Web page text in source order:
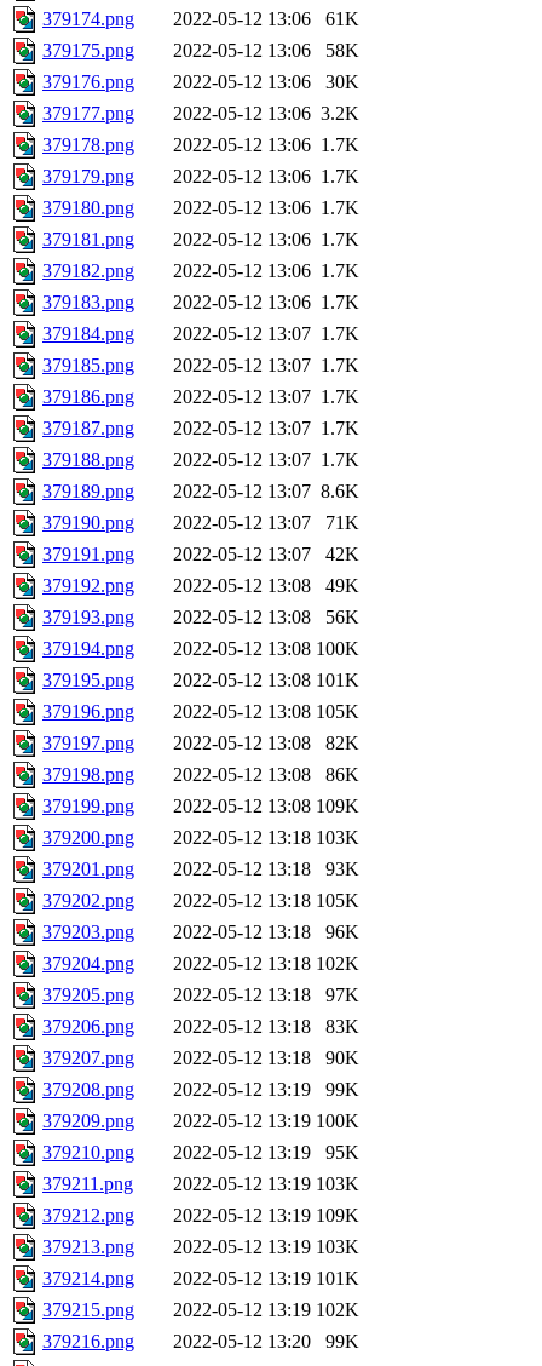
379174.png
2022-05-12 13:06
61K
379175.png
2022-05-12 13:06
58K
379176.png
2022-05-12 13:06
30K
379177.png
2022-05-12 13:06 3.2K
379178.png
2022-05-12 13:06 1.7K
379179.png
2022-05-12 13:06 1.7K
379180.png
2022-05-12 13:06 1.7K
379181.png
2022-05-12 13:06 1.7K
379182.png
2022-05-12 13:06 1.7K
379183.png
2022-05-12 13:06 1.7K
379184.png
2022-05-12 13:07 1.7K
379185.png
2022-05-12 13:07 1.7K
379186.png
2022-05-12 13:07 1.7K
379187.png
2022-05-12 13:07 1.7K
379188.png
2022-05-12 13:07 1.7K
379189.png
2022-05-12 13:07 8.6K
379190.png
2022-05-12 13:07
71K
379191.png
2022-05-12 13:07
42K
379192.png
2022-05-12 13:08
49K
379193.png
2022-05-12 13:08
56K
379194.png
2022-05-12 13:08 100K
379195.png
2022-05-12 13:08 101K
379196.png
2022-05-12 13:08 105K
379197.png
2022-05-12 13:08
82K
379198.png
2022-05-12 13:08
86K
379199.png
2022-05-12 13:08 109K
379200.png
2022-05-12 13:18 103K
379201.png
2022-05-12 13:18
93K
379202.png
2022-05-12 13:18 105K
379203.png
2022-05-12 13:18
96K
379204.png
2022-05-12 13:18 102K
379205.png
2022-05-12 13:18
97K
379206.png
2022-05-12 13:18
83K
379207.png
2022-05-12 13:18
90K
379208.png
2022-05-12 13:19
99K
379209.png
2022-05-12 13:19 100K
379210.png
2022-05-12 13:19
95K
379211.png
2022-05-12 13:19 103K
379212.png
2022-05-12 13:19 109K
379213.png
2022-05-12 13:19 103K
379214.png
2022-05-12 13:19 101K
379215.png
2022-05-12 13:19 102K
379216.png
2022-05-12 13:20
99K